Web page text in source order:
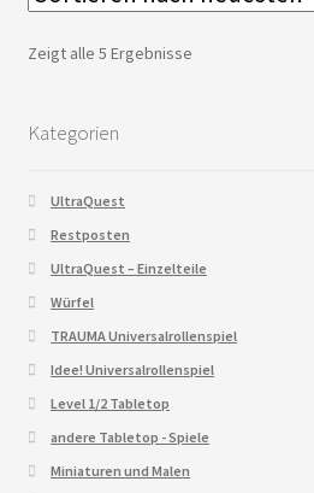
Zeigt alle 5 Ergebnisse
Kategorien
UltraQuest
Restposten
UltraQuest – Einzelteile
Würfel
TRAUMA Universalrollenspiel
Idee! Universalrollenspiel
Level 1/2 Tabletop
andere Tabletop - Spiele
Miniaturen und Malen